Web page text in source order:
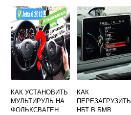
КАК УСТАНОВИТЬ
МУЛЬТИРУЛЬ НА
ФОЛЬКСВАГЕН
КАК
ПЕРЕЗАГРУЗИТЬ
НБТ В БМВ